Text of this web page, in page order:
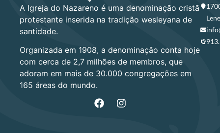
A Igreja do Nazareno é uma denominação cristã
protestante inserida na tradição wesleyana de
santidade.
Organizada em 1908, a denominação conta hoje
com cerca de 2,7 milhões de membros, que
adoram em mais de 30.000 congregações em
165 áreas do mundo.